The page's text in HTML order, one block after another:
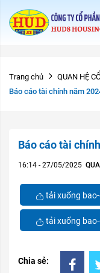
Trang chủ QUAN HỆ
Báo cáo tài chính năm
Báo cáo tài
16:14 - 27/05/2025
tải xuống
tải xuống
Chia sẻ: